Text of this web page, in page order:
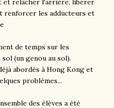
et relâcher l'arrière, libérer
renforcer les adducteurs et
de temps sur les
(un genou au sol).
abordés à Hong Kong et
problèmes...
des élèves a été